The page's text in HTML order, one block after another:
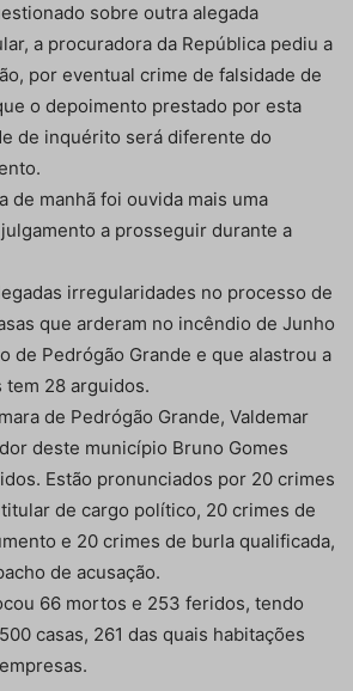
sobre outra alegada
a procuradora da República pediu a
por eventual crime de falsidade de
o depoimento prestado por esta
de inquérito será diferente do
de manhã foi ouvida mais uma
a prosseguir durante a
irregularidades no processo de
que arderam no incêndio de Junho
de Pedrógão Grande e que alastrou a
28 arguidos.
de Pedrógão Grande, Valdemar
deste município Bruno Gomes
Estão pronunciados por 20 crimes
de cargo político, 20 crimes de
e 20 crimes de burla qualificada,
de acusação.
66 mortos e 253 feridos, tendo
casas, 261 das quais habitações